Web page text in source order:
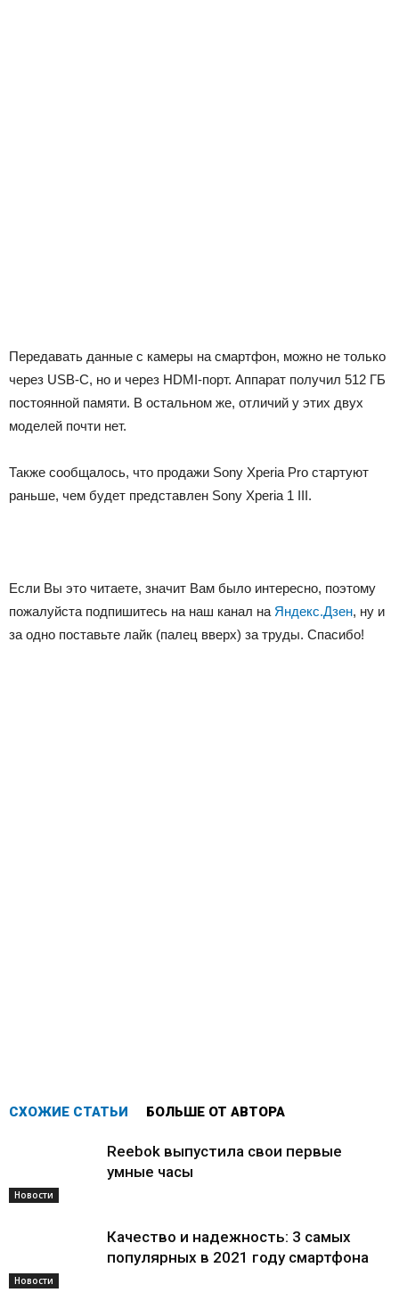
Передавать данные с камеры на смартфон, можно не только
через USB-C, но и через HDMI-порт. Аппарат получил 512 ГБ
постоянной памяти. В остальном же, отличий у этих двух
моделей почти нет.
Также сообщалось, что продажи Sony Xperia Pro стартуют
раньше, чем будет представлен Sony Xperia 1 III.
Если Вы это читаете, значит Вам было интересно, поэтому
пожалуйста подпишитесь на наш канал на Яндекс.Дзен, ну и
за одно поставьте лайк (палец вверх) за труды. Спасибо!
СХОЖИЕ СТАТЬИ БОЛЬШЕ ОТ АВТОРА
Новости
Reebok выпустила свои первые
умные часы
Новости
Качество и надежность: 3 самых
популярных в 2021 году смартфона